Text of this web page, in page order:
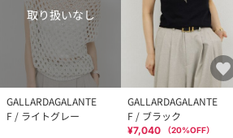
取り扱いなし
GALLARDAGALANTE
F / ライトグレー
GALLARDAGALANTE
F / ブラック
¥7,040 （20%OFF）